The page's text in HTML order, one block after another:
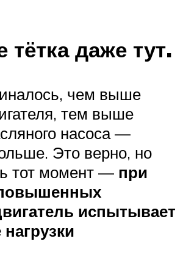
тётка даже тут.
чем выше
тем выше
насоса —
Это верно, но
тот момент — при
испытывает